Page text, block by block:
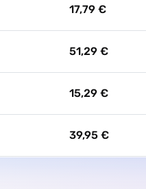
17,79 €
51,29 €
15,29 €
39,95 €